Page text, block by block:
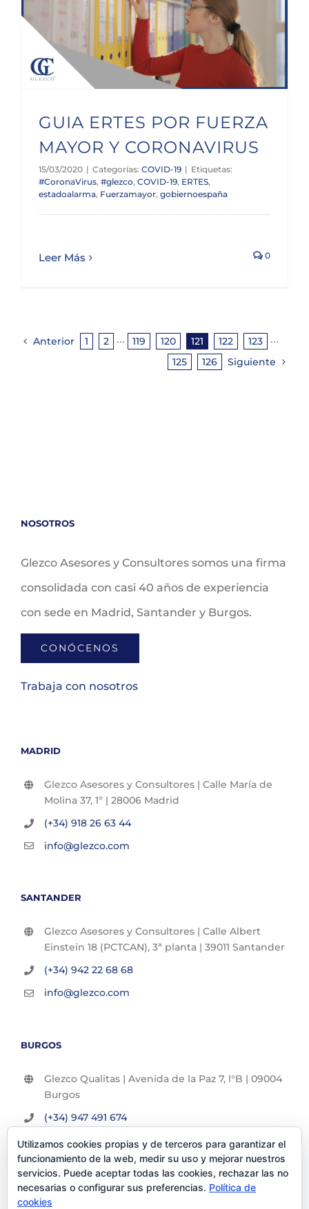
GUIA ERTES POR FUERZA
MAYOR Y CORONAVIRUS
15/03/2020 | Categorías: COVID-19 | Etiquetas:
#CoronaVirus, #glezco, COVID-19, ERTES,
estadoalarma, Fuerzamayor, gobiernoespaña
Leer Más 0
Anterior 1 2 ··· 119 120 121 122 123
···
125
126 Siguiente
NOSOTROS
Glezco Asesores y Consultores somos una firma
consolidada con casi 40 años de experiencia
con sede en Madrid, Santander y Burgos.
CONÓCENOS
Trabaja con nosotros
MADRID
Glezco Asesores y Consultores | Calle María de
Molina 37, 1º | 28006 Madrid
(+34) 918 26 63 44
info@glezco.com
SANTANDER
Glezco Asesores y Consultores | Calle Albert
Einstein 18 (PCTCAN), 3ª planta | 39011 Santander
(+34) 942 22 68 68
info@glezco.com
BURGOS
Glezco Qualitas | Avenida de la Paz 7, l°B | 09004
Burgos
(+34) 947 491 674
info@glezco.com
Utilizamos cookies propias y de terceros para garantizar el
funcionamiento de la web, medir su uso y mejorar nuestros
servicios. Puede aceptar todas las cookies, rechazar las no
necesarias o configurar sus preferencias. Política de
cookies